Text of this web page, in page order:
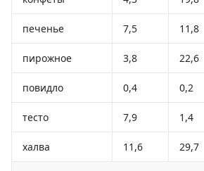
печенье 7,5 11,8
пирожное 3,8 22,6
повидло 0,4 0,2
тесто 7,9 1,4
халва 11,6 29,7